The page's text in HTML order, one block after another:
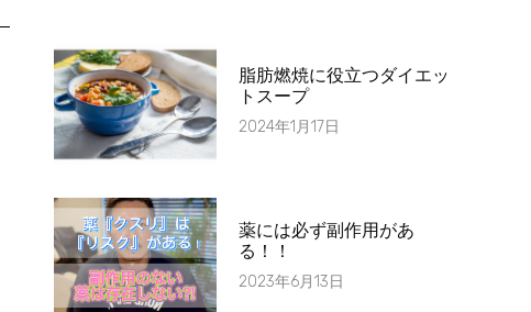
脂肪燃焼に役立つダイエッ
トスープ
2024年1月17日
薬には必ず副作用があ
る！！
2023年6月13日